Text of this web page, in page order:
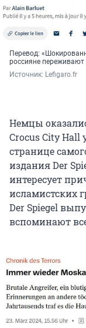
Перевод:
россияне переживают
Источник: Lefigaro.fr
Немцы
Crocus City Hall
странице
издания Der
интересует
исламистских
Der Spiegel
вспоминают